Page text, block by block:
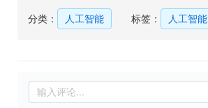
分类： 人工智能 标签： 人工智能